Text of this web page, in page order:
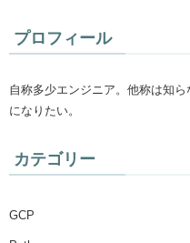
プロフィール
自称多少エンジニア。他称は知
になりたい。
カテゴリー
GCP